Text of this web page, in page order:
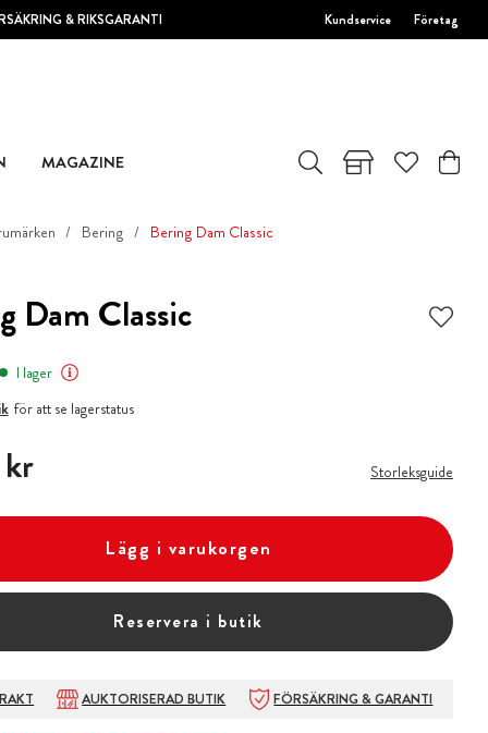
& RIKSGARANTI Kundservice Företag
MAGAZINE
Bering Bering Dam Classic
Dam Classic
I lager
för att se lagerstatus
Storleksguide
Lägg i varukorgen
Reservera i butik
AUKTORISERAD BUTIK FÖRSÄKRING & GARANTI